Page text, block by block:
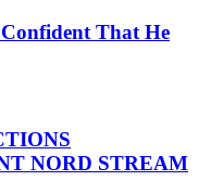
That He
NORD STREAM